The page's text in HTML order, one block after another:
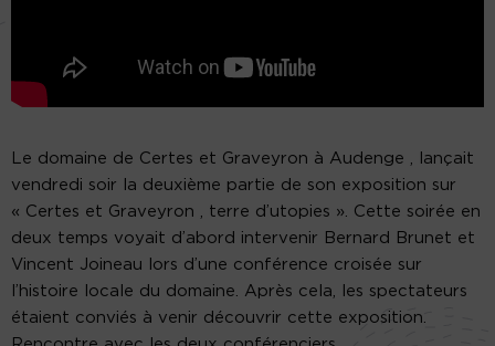
Le domaine de Certes et Graveyron à Audenge , lançait
vendredi soir la deuxième partie de son exposition sur
« Certes et Graveyron , terre d’utopies ». Cette soirée en
deux temps voyait d’abord intervenir Bernard Brunet et
Vincent Joineau lors d’une conférence croisée sur
l’histoire locale du domaine. Après cela, les spectateurs
étaient conviés à venir découvrir cette exposition.